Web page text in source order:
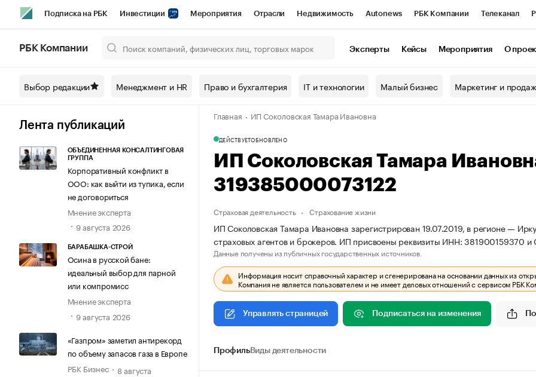
Подписка на РБК Инвестиции Мероприятия Отрасли Недвижимость Autonews РБК Компании Телеканал
Спецпроекты СПб Конференции СПб Спецпроекты Проверка контрагентов
Технологии и медиа Рынок наличной валюты
РБК Компании Эксперты Кейсы Мероприятия О
Выбор редакции Менеджмент и HR Право и бухгалтерия IT и технологии Малый бизнес Маркетинг и
Лента публикаций
ОБЪЕДИНЕННАЯ КОНСАЛТИНГОВАЯ
ГРУППА
Корпоративный конфликт в
ООО: как выйти из тупика, если
не договориться
Мнение эксперта
9 августа 2026
БАРАБАШКА-СТРОЙ
Осина в русской бане:
идеальный выбор для парной
или компромисс
Мнение эксперта
9 августа 2026
«Газпром» заметил антирекорд
по объему запасов газа в Европе
РБК Бизнес
8 августа
Главная ИП Соколовская Тамара Ивановна
ДЕЙСТВУЕТОБНОВЛЕНО
ИП Соколовская Тамара
319385000073122
Страховая деятельность Страхование жизни
ИП Соколовская Тамара Ивановна зарегистрирован 19.07.2019, в регионе —
страховых агентов и брокеров. ИП присвоены реквизиты ИНН: 381900159370
Данные получены из публичных государственных источников.
Информация носит справочный характер и сгенерирована на основании данных из
Компания не является пользователем и не имеет деловых отношений с сервисом РБК
Управлять страницей Подписаться на изменения
ПрофильВиды деятельности